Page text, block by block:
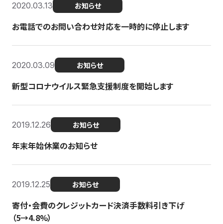
2020.03.13 お知らせ
お電話でのお問い合わせ対応を一時的に停止します
2020.03.09 お知らせ
新型コロナウイルス緊急支援制度を開始します
2019.12.26 お知らせ
年末年始休業のお知らせ
2019.12.25 お知らせ
寄付・会費のクレジットカード決済手数料引き下げ
（5→4.8%）